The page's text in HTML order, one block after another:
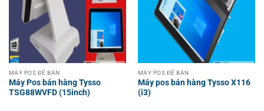
MÁY POS ĐỂ BÀN
Máy Pos bán hàng Tysso
TSG88WVFD (15inch)
MÁY POS ĐỂ BÀN
Máy pos bán hàng Tysso X116
(i3)